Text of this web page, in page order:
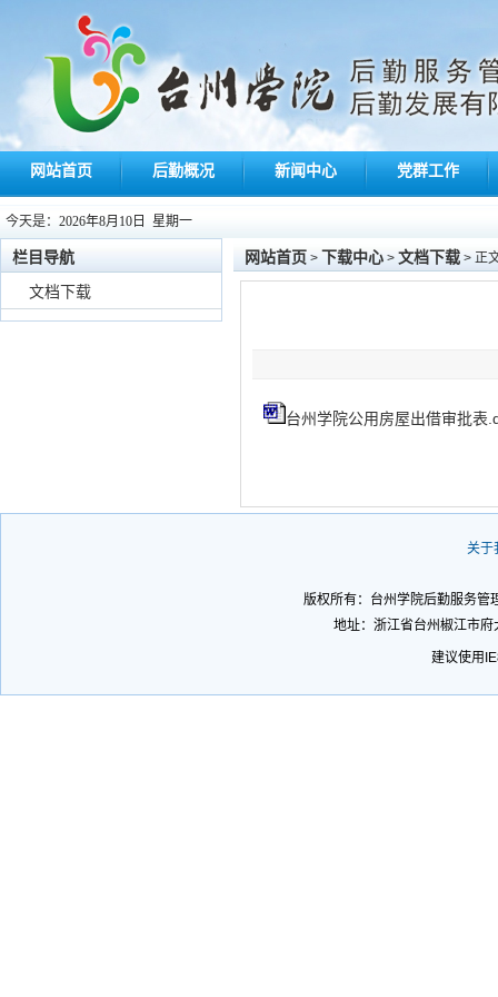
网站首页 后勤概况 新闻中心 党群工作
今天是： 2026年8月10日 星期一
栏目导航
文档下载
网站首页 > 下载中心 > 文档下载 > 正
台州学院公用房屋出借审批表
关于
版权所有：台州学院后勤服
地址：浙江省台州椒江市
建议使用